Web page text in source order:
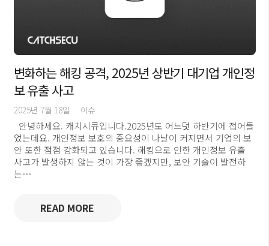
변화하는 해킹 공격, 2025년 상반기 대기업 개인정
보 유출 사고
2025년 7월 18일 이슈
안녕하세요. 캐치시큐입니다.2025년도 어느덧 하반기에 접어들
었는데요. 개인정보 보호의 중요성이 나날이 커지면서 기업의 보
안 또한 점점 강화되고 있습니다. 해킹으로 인한 개인정보 유출
사고가 발생하지 않는 것이 가장 좋겠지만, 보안 기술이 발전하
는…
READ MORE